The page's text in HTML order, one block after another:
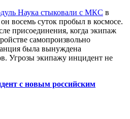
Наука стыковали с МКС в
восемь суток пробыл в космосе.
присоединения, когда экипаж
самопроизвольно
была вынуждена
Угрозы экипажу инцидент не
с новым российским